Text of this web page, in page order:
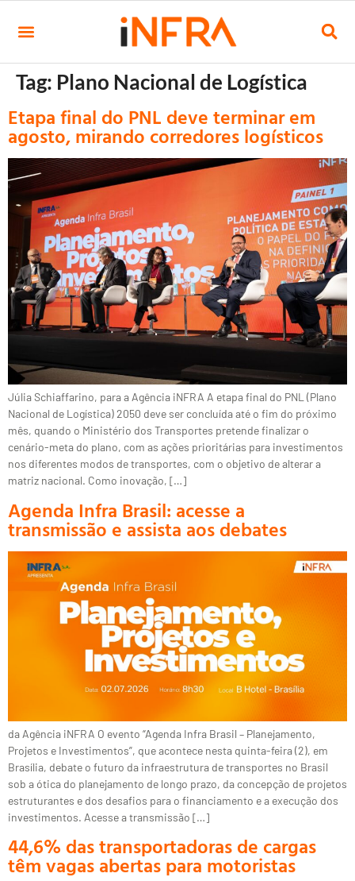
Tag: Plano Nacional de Logística
Etapa final do PNL deve terminar em
agosto, mirando corredores logísticos
Júlia Schiaffarino, para a Agência iNFRA A etapa final do PNL (Plano
Nacional de Logística) 2050 deve ser concluída até o fim do próximo
mês, quando o Ministério dos Transportes pretende finalizar o
cenário-meta do plano, com as ações prioritárias para investimentos
nos diferentes modos de transportes, com o objetivo de alterar a
matriz nacional. Como inovação, […]
Agenda Infra Brasil: acesse a
transmissão e assista aos debates
da Agência iNFRA O evento “Agenda Infra Brasil – Planejamento,
Projetos e Investimentos”, que acontece nesta quinta-feira (2), em
Brasília, debate o futuro da infraestrutura de transportes no Brasil
sob a ótica do planejamento de longo prazo, da concepção de projetos
estruturantes e dos desafios para o financiamento e a execução dos
investimentos. Acesse a transmissão […]
44,6% das transportadoras de cargas
têm vagas abertas para motoristas